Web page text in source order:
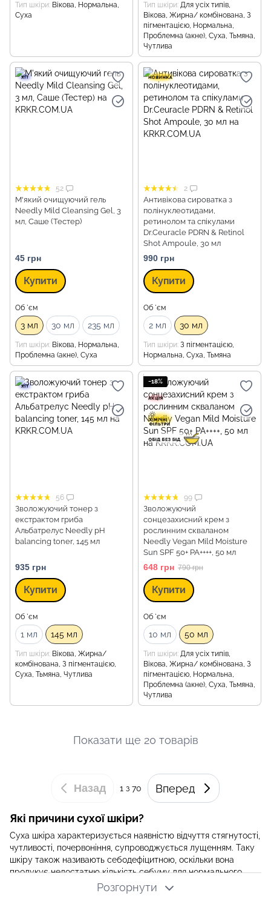
Тип шкіри Вікова, Нормальна,
Суха
Тип шкіри Для усіх типів,
Вікова, Жирна/ комбінована, З
пігментацією, Нормальна,
Проблемна (акне), Суха, Тьмяна,
Чутлива
52
М'який очищуючий гель
Needly Mild Cleansing Gel, 3
мл, Саше (Тестер)
45 грн
Купити
Об `єм
3 мл 30 мл 235 мл
Тип шкіри Вікова, Нормальна,
Проблемна (акне), Суха
2
Антивікова сироватка з
полінуклеотидами,
ретинолом та спікулами
Dr.Ceuracle PDRN & Retinol
Shot Ampoule, 30 мл
990 грн
Купити
Об `єм
2 мл 30 мл
Тип шкіри З пігментацією,
Нормальна, Суха, Тьмяна
56
Зволожуючий тонер з
екстрактом гриба
Альбатрелус Needly pH
balancing toner, 145 мл
935 грн
Купити
Об `єм
1 мл 145 мл
Тип шкіри Вікова, Жирна/
комбінована, З пігментацією,
Суха, Тьмяна, Чутлива
−18%
99
Зволожуючий
сонцезахисний крем з
рослинним скваланом
Needly Vegan Mild Moisture
Sun SPF 50+ PA++++, 50 мл
648 грн 790 грн
Купити
Об `єм
10 мл 50 мл
Тип шкіри Для усіх типів,
Вікова, Жирна/ комбінована, З
пігментацією, Нормальна,
Проблемна (акне), Суха, Тьмяна,
Чутлива
Показати ще 20 товарів
Назад 1 з 70 Вперед
Які причини сухої шкіри?
Суха шкіра характеризується наявністю відчуття стягнутості,
чутливості, почервоніння, супроводжується лущенням. Таку
шкіру також називають себодефіцитною, оскільки вона
продукує недостатню кількість себуму для нормального
функціонування шкіри, через що і з’являються подібні
проблеми. Часто суха шкіра має пошкоджений захисний
Розгорнути